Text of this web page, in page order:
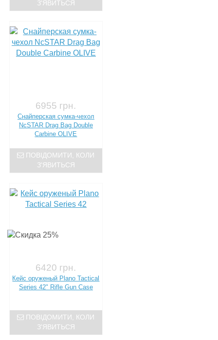
З'ЯВИТЬСЯ
6955 грн.
Снайперская сумка-чехол
NcSTAR Drag Bag Double
Carbine OLIVE
ПОВІДОМИТИ, КОЛИ
З'ЯВИТЬСЯ
6420 грн.
Кейс оруженый Plano Tactical
Series 42" Rifle Gun Case
ПОВІДОМИТИ, КОЛИ
З'ЯВИТЬСЯ